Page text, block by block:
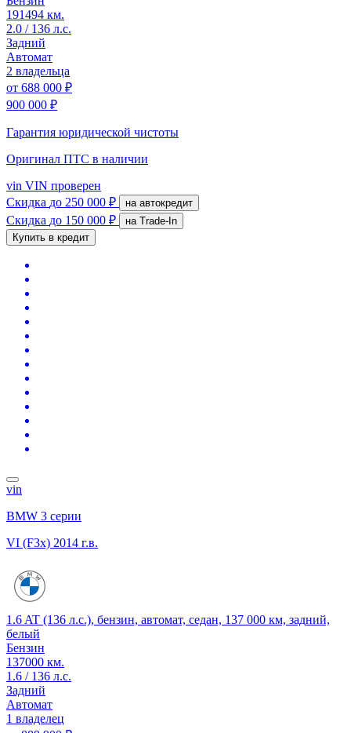
191494 км.
2.0 / 136 л.с.
Задний
Автомат
2 владельца
от 688 000 ₽
900 000 ₽
Гарантия юридической чистоты
Оригинал ПТС в наличии
vin VIN проверен
Скидка до 250 000 ₽ на автокредит
Скидка до 150 000 ₽
на Trade-In
Купить в кредит
vin
BMW 3 серии
VI (F3x) 2014 г.в.
1.6 AT (136 л.с.), бензин, автомат, седан, 137 000 км, задний,
белый
Бензин
137000 км.
1.6 / 136 л.с.
Задний
Автомат
1 владелец